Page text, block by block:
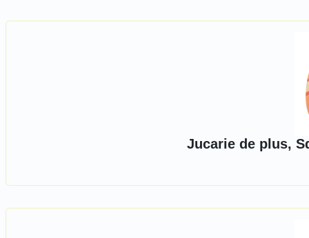
Jucarie de plus,